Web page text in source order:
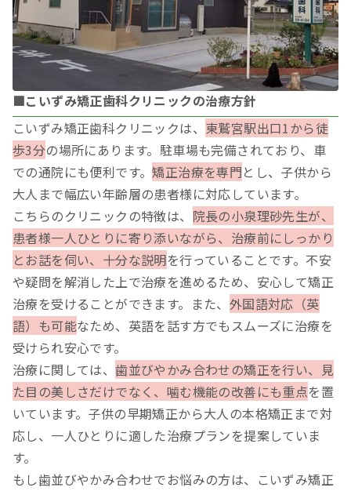
■こいずみ矯正歯科クリニックの治療方針
こいずみ矯正歯科クリニックは、 東鷲宮駅出口1から徒
歩3分の場所にあります。駐車場も完備されており、車
での通院にも便利です。矯正治療を専門とし、子供から
大人まで幅広い年齢層の患者様に対応しています。
こちらのクリニックの特徴は、 院長の小泉理砂先生が、
患者様一人ひとりに寄り添いながら、治療前にしっかり
とお話を伺い、十分な説明を行っていることです。不安
や疑問を解消した上で治療を進めるため、安心して矯正
治療を受けることができます。また、 外国語対応（英
語）も可能なため、英語を話す方でもスムーズに治療を
受けられ安心です。
治療に関しては、 歯並びやかみ合わせの矯正を行い、見
た目の美しさだけでなく、噛む機能の改善にも重点を置
いています。子供の早期矯正から大人の本格矯正まで対
応し、一人ひとりに適した治療プランを提案していま
す。
もし歯並びやかみ合わせでお悩みの方は、こいずみ矯正